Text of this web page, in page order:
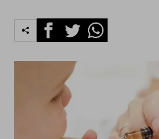
FacebookTwitterWhatsapp